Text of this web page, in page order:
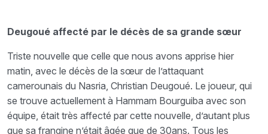
Deugoué affecté par le décès de sa grande sœur
Triste nouvelle que celle que nous avons apprise hier
matin, avec le décès de la sœur de l’attaquant
camerounais du Nasria, Christian Deugoué. Le joueur, qui
se trouve actuellement à Hammam Bourguiba avec son
équipe, était très affecté par cette nouvelle, d’autant plus
que sa frangine n’était âgée que de 30ans. Tous les